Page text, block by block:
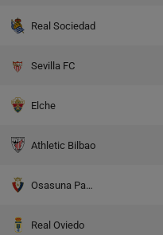
Real Sociedad
Sevilla FC
Elche
Athletic Bilbao
Osasuna Pampeluna
Real Oviedo